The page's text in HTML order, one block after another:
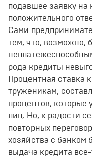
подавшее заявку на
положительного
Сами
тем, что, возможно,
рода кредиты
Процентная ставка
труженикам,
процентов, которые
лиц. Но, к радости
повторных
хозяйства с банком
выдача кредита